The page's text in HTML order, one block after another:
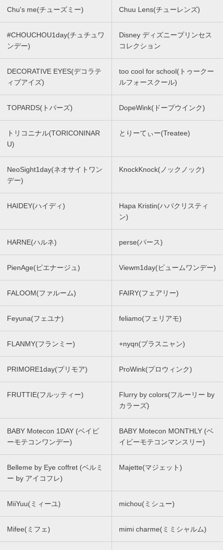
Chu's me(チューズミー) Chuu Lens(チューレンズ)
#CHOUCHOU1day(チュチュワ
ンデー)
Disney ディズニープリンセス
コレクション
DECORATIVE EYES(デコラテ
ィブアイズ)
too cool for school(トゥークー
ルフォースクール)
TOPARDS(トパーズ) DopeWink(ドープウインク)
トリコニナル(TORICONINAR
U)
とりーてぃー(Treatee)
NeoSight1day(ネオサイトワン
デー)
KnockKnock(ノックノック)
HAIDEY(ハイディ)
Hapa Kristin(ハパクリスティ
ン)
HARNE(ハルネ) perse(パース)
PienAge(ピエナージュ) Viewm1day(ビュームワンデー)
FALOOM(ファルーム) FAIRY(フェアリー)
Feyuna(フェユナ) feliamo(フェリアモ)
FLANMY(フランミー) +nyqn(プラスニャン)
PRIMORE1day(プリモア) ProWink(プロウィンク)
FRUTTIE(フルッティー)
Flurry by colors(フルーリー by
カラーズ)
BABY Motecon 1DAY (ベイビ
ーモテコンワンデー)
BABY Motecon MONTHLY (ベ
イビーモテコンマンスリー)
Belleme by Eye coffret (ベルミ
ー by アイコフレ)
Majette(マジェット)
MiiYuu(ミィーユ) michou(ミシュー)
Mifee(ミフェ) mimi charme(ミミシャルム)